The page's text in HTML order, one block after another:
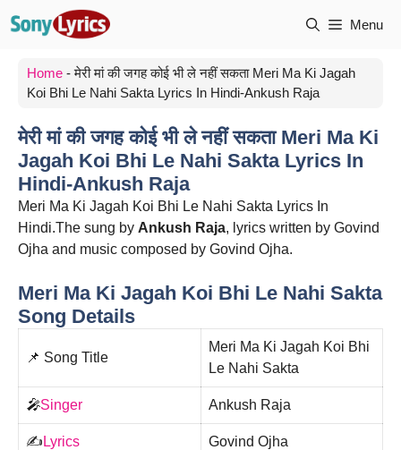
Menu
Home -मेरी मां की जगह कोई भी ले नहीं सकता Meri Ma Ki Jagah
Koi Bhi Le Nahi Sakta Lyrics In Hindi-Ankush Raja
मेरी मां की जगह कोई भी ले नहीं सकता Meri Ma Ki
Jagah Koi Bhi Le Nahi Sakta Lyrics In
Hindi-Ankush Raja
Meri Ma Ki Jagah Koi Bhi Le Nahi Sakta Lyrics In
Hindi.The sung by Ankush Raja, lyrics written by Govind
Ojha and music composed by Govind Ojha.
Meri Ma Ki Jagah Koi Bhi Le Nahi Sakta
Song Details
📌 Song Title
Meri Ma Ki Jagah Koi Bhi
Le Nahi Sakta
🎤Singer Ankush Raja
✍️ Lyrics Govind Ojha